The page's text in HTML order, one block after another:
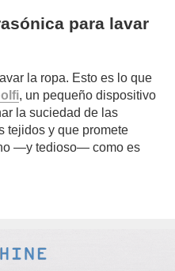
para lavar
la ropa. Esto es lo que
, un pequeño dispositivo
la suciedad de las
tejidos y que promete
—y tedioso— como es
author/